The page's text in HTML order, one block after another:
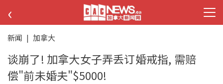
‹
新闻 | 加拿大
谈崩了! 加拿大女子弄丢订婚戒指, 需赔
偿"前未婚夫"$5000!